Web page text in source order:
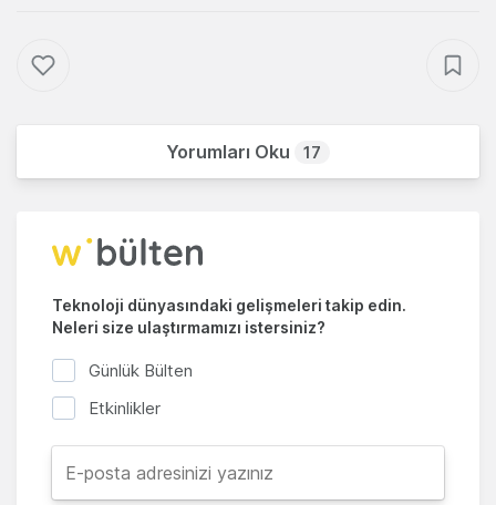
Yorumları Oku 17
Teknoloji dünyasındaki gelişmeleri takip edin.
Neleri size ulaştırmamızı istersiniz?
Günlük Bülten
Etkinlikler